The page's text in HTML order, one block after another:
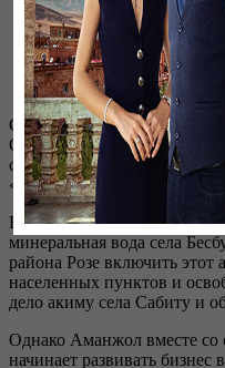
Жанр:
Драма
Язык: Казахский
Хронометраж: 25
12+
Сериал раскрывает жизнь
Один из них — Аманжол,
с трудом уговорил свою
«Бесбулак».
В это время, олигарх,
минеральная вода села
района Розе включить этот
населенных пунктов и
дело акиму села Сабиту и
Однако Аманжол вместе
начинает развивать бизнес